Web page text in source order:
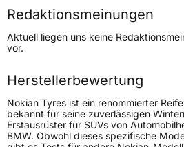
Höchstgeschwindigkeit
210 km/h
Lastindex86
Höchstlast530 kg
Generelle Merkmale
Fahrzeugtyp PKW
Redaktionsmeinungen
Aktuell liegen uns keine
vor.
Herstellerbewertung
Nokian Tyres ist ein renommierter
bekannt für seine zuverlässigen
Erstausrüster für SUVs von
BMW. Obwohl dieses spezifische